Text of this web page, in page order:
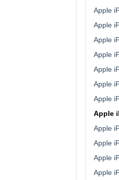
Apple
Apple
Apple
Apple
Apple
Apple
Apple
Apple
Apple
Apple
Apple
Apple